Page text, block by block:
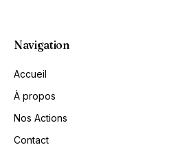
Navigation
Accueil
À propos
Nos Actions
Contact